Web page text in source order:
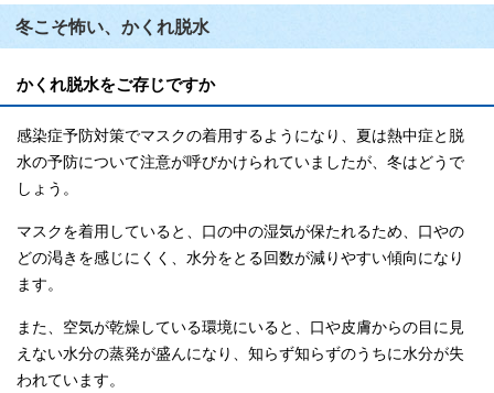
冬こそ怖い、かくれ脱水
かくれ脱水をご存じですか
感染症予防対策でマスクの着用するようになり、夏は熱中症と脱
水の予防について注意が呼びかけられていましたが、冬はどうで
しょう。
マスクを着用していると、口の中の湿気が保たれるため、口やの
どの渇きを感じにくく、水分をとる回数が減りやすい傾向になり
ます。
また、空気が乾燥している環境にいると、口や皮膚からの目に見
えない水分の蒸発が盛んになり、知らず知らずのうちに水分が失
われています。